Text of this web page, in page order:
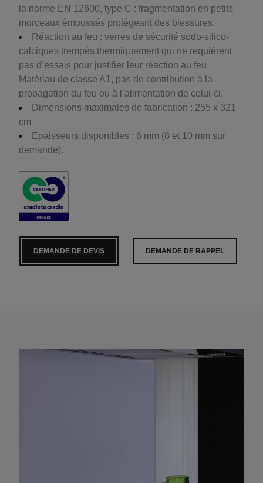
la norme EN 12600, type C : fragmentation en petits
morceaux émoussés protégeant des blessures.
Réaction au feu : verres de sécurité sodo-silico-
calciques trempés thermiquement qui ne requièrent
pas d’essais pour justifier leur réaction au feu.
Matériau de classe A1, pas de contribution à la
propagation du feu ou à l’alimentation de celui-ci.
Dimensions maximales de fabrication : 255 x 321
cm
Epaisseurs disponibles : 6 mm (8 et 10 mm sur
demande).
DEMANDE DE DEVIS DEMANDE DE RAPPEL